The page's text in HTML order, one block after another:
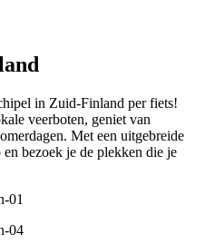
in Zuid-Finland per fiets!
veerboten, geniet van
Met een uitgebreide
bezoek je de plekken die je